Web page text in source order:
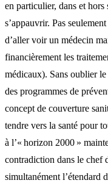
en particulier, dans et hors
s’appauvrir. Pas
d’aller voir un médecin
financièrement les
médicaux). Sans oublier le
des programmes de
concept de couverture
tendre vers la santé pour
à l’« horizon 2000 »
contradiction dans le chef
simultanément l’étendard